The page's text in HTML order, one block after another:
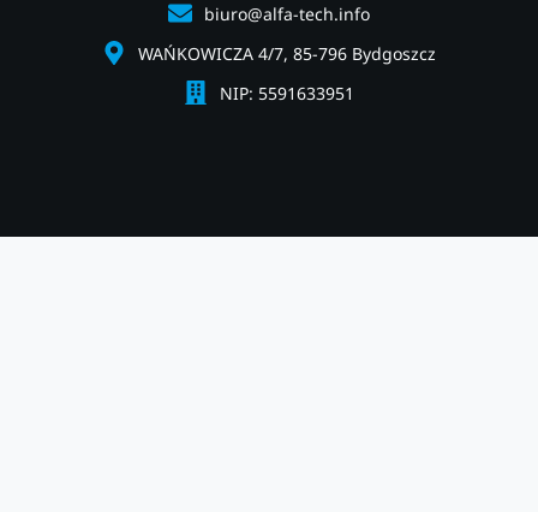
biuro@alfa-tech.info
WAŃKOWICZA 4/7, 85-796 Bydgoszcz
NIP: 5591633951